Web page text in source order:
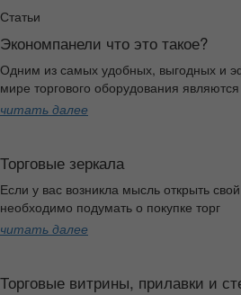
Статьи
Экономпанели что это такое?
Одним из самых удобных, выгодных и
мире торгового оборудования являются
читать далее
Торговые зеркала
Если у вас возникла мысль открыть
необходимо подумать о покупке торг
читать далее
Торговые витрины, прилавки и